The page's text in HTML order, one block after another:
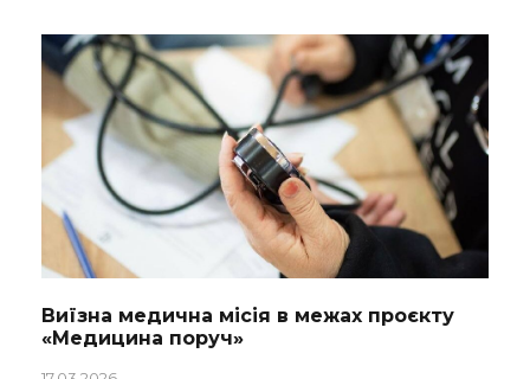
Виїзна медична місія в межах проєкту
«Медицина поруч»